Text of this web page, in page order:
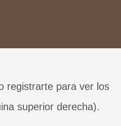
registrarte para ver los
superior derecha).